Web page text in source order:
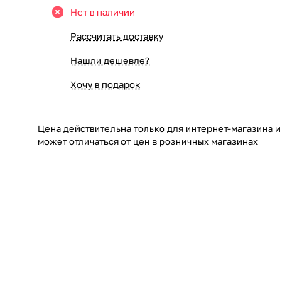
Нет в наличии
Рассчитать доставку
Нашли дешевле?
Хочу в подарок
Цена действительна только для интернет-магазина и
может отличаться от цен в розничных магазинах